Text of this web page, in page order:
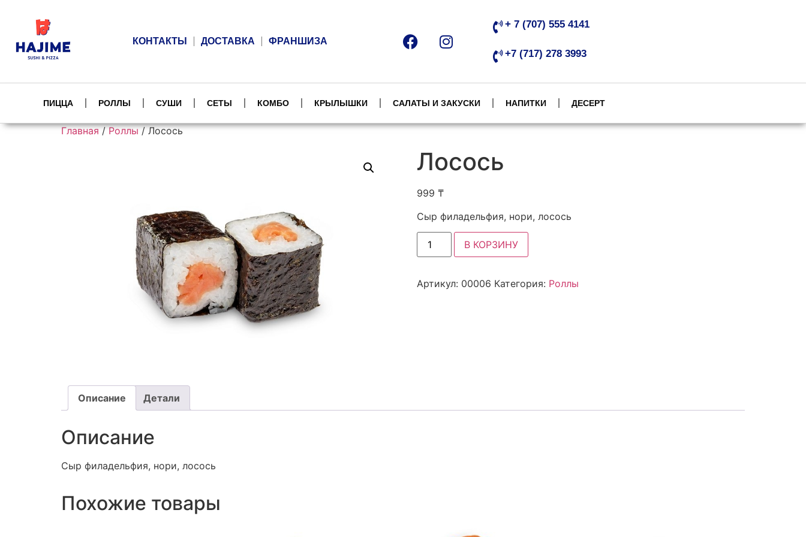
КОНТАКТЫ ДОСТАВКА ФРАНШИЗА
+ 7 (707) 555 4141
+7 (717) 278 3993
ПИЦЦА РОЛЛЫ СУШИ СЕТЫ КОМБО КРЫЛЫШКИ САЛАТЫ И ЗАКУСКИ НАПИТКИ ДЕСЕРТ
Главная/Роллы/ Лосось
Лосось
999 ₸
Сыр филадельфия, нори, лосось
В КОРЗИНУ
Артикул: 00006 Категория: Роллы
Описание Детали
Описание
Сыр филадельфия, нори, лосось
Похожие товары